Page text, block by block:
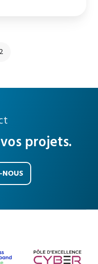
2
projets.